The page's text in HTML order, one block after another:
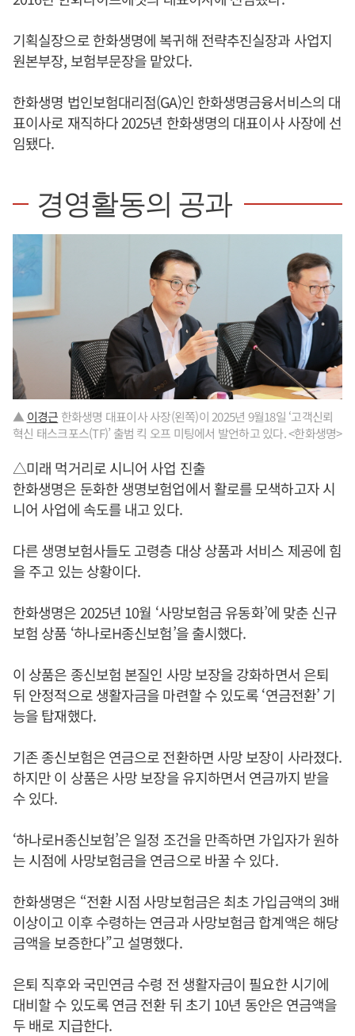
기획실장으로 한화생명에 복귀해 전략추진실장과 사업지
원본부장, 보험부문장을 맡았다.
한화생명 법인보험대리점(GA)인 한화생명금융서비스의 대
표이사로 재직하다 2025년 한화생명의 대표이사 사장에 선
임됐다.
경영활동의 공과
▲ 이경근 한화생명 대표이사 사장(왼쪽)이 2025년 9월18일 ‘고객신뢰
혁신 태스크포스(TF)’ 출범 킥 오프 미팅에서 발언하고 있다. <한화생명>
△미래 먹거리로 시니어 사업 진출
한화생명은 둔화한 생명보험업에서 활로를 모색하고자 시
니어 사업에 속도를 내고 있다.
다른 생명보험사들도 고령층 대상 상품과 서비스 제공에 힘
을 주고 있는 상황이다.
한화생명은 2025년 10월 ‘사망보험금 유동화’에 맞춘 신규
보험 상품 ‘하나로H종신보험’을 출시했다.
이 상품은 종신보험 본질인 사망 보장을 강화하면서 은퇴
뒤 안정적으로 생활자금을 마련할 수 있도록 ‘연금전환’ 기
능을 탑재했다.
기존 종신보험은 연금으로 전환하면 사망 보장이 사라졌다.
하지만 이 상품은 사망 보장을 유지하면서 연금까지 받을
수 있다.
‘하나로H종신보험’은 일정 조건을 만족하면 가입자가 원하
는 시점에 사망보험금을 연금으로 바꿀 수 있다.
한화생명은 “전환 시점 사망보험금은 최초 가입금액의 3배
이상이고 이후 수령하는 연금과 사망보험금 합계액은 해당
금액을 보증한다”고 설명했다.
은퇴 직후와 국민연금 수령 전 생활자금이 필요한 시기에
대비할 수 있도록 연금 전환 뒤 초기 10년 동안은 연금액을
두 배로 지급한다.